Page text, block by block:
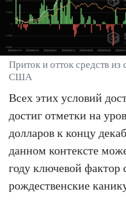
Приток и отток средств
США
Всех этих условий
достиг отметки на
долларов к концу
данном контексте
году ключевой фактор
рождественские